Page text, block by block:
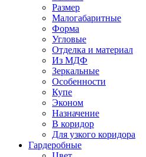
Размер
Малогабаритные
Форма
Угловые
Отделка и материал
Из МДФ
Зеркальные
Особенности
Купе
Эконом
Назначение
В коридор
Для узкого коридора
Гардеробные